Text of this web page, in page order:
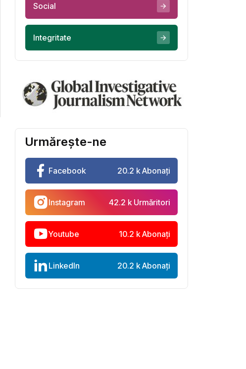
Social
Integritate
Urmărește-ne
Facebook 20.2 k Abonați
Instagram 42.2 k Urmăritori
Youtube 10.2 k Abonați
LinkedIn 20.2 k Abonați